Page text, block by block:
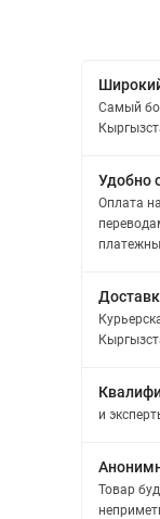
Самый
Удобно
Оплата
и
Товар